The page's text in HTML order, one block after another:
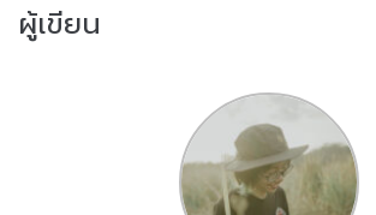
ผู้เขียน